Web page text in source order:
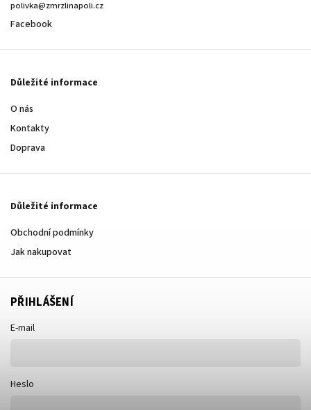
polivka@zmrzlinapoli.cz
Facebook
Důležité informace
O nás
Kontakty
Doprava
Důležité informace
Obchodní podmínky
Jak nakupovat
PŘIHLÁŠENÍ
E-mail
Heslo